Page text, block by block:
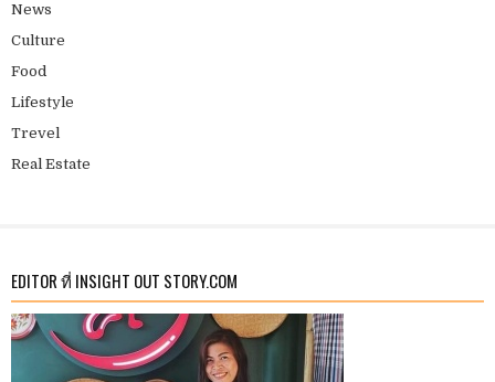
News
Culture
Food
Lifestyle
Trevel
Real Estate
EDITOR ที่ INSIGHT OUT STORY.COM